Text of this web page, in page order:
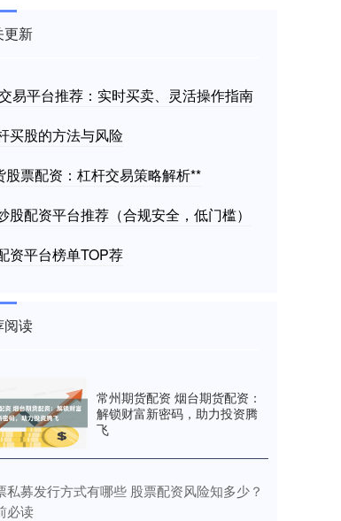
更新
易平台推荐：实时买卖、灵活操作指南
买股的方法与风险
股票配资：杠杆交易策略解析**
股配资平台推荐（合规安全，低门槛）
资平台榜单TOP荐
阅读
常州期货配资 烟台期货配资：
解锁财富新密码，助力投资腾
飞
私募发行方式有哪些 股票配资风险知多少？
必读